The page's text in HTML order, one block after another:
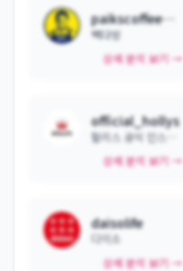
paikscoffee_official
빽다방
상세 분석 보기 →
official_hollys
상세 분석 보기 →
daisolife
다이소
상세 분석 보기 →